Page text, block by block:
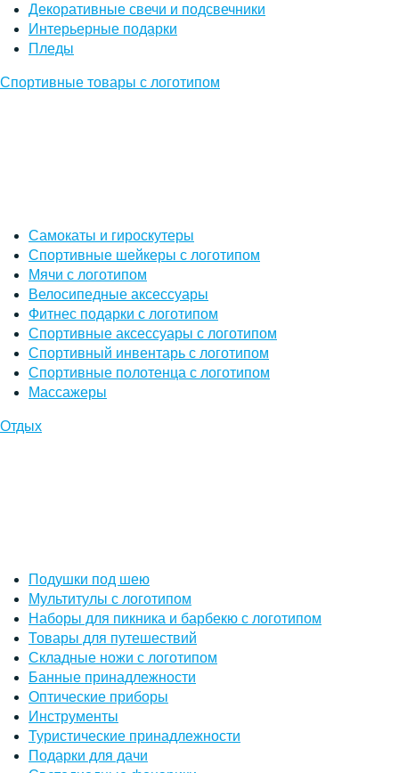
Декоративные свечи и подсвечники
Интерьерные подарки
Пледы
Спортивные товары с логотипом
Самокаты и гироскутеры
Спортивные шейкеры с логотипом
Мячи с логотипом
Велосипедные аксессуары
Фитнес подарки с логотипом
Спортивные аксессуары с логотипом
Спортивный инвентарь с логотипом
Спортивные полотенца с логотипом
Массажеры
Отдых
Подушки под шею
Мультитулы с логотипом
Наборы для пикника и барбекю с логотипом
Товары для путешествий
Складные ножи с логотипом
Банные принадлежности
Оптические приборы
Инструменты
Туристические принадлежности
Подарки для дачи